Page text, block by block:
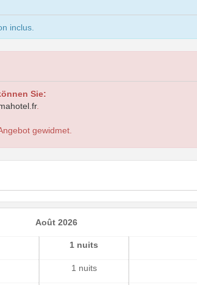
inclus.
Sie:
.
gewidmet.
Août 2026
1 nuits
1 nuits